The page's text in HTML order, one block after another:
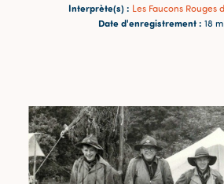
Interprète(s) : Les Faucons
Date d'enregistrement : 18